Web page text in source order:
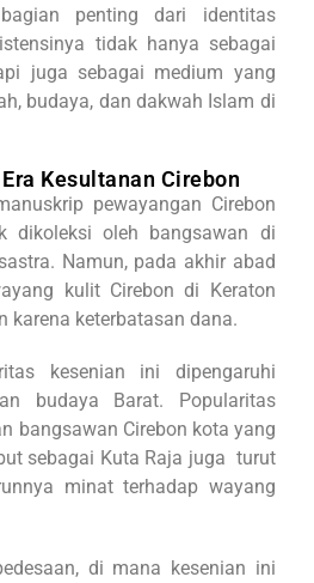
penting dari identitas
tidak hanya sebagai
juga sebagai medium yang
budaya, dan dakwah Islam di
Kesultanan Cirebon
pewayangan Cirebon
dikoleksi oleh bangsawan di
Namun, pada akhir abad
kulit Cirebon di Keraton
karena keterbatasan dana.
kesenian ini dipengaruhi
budaya Barat. Popularitas
bangsawan Cirebon kota yang
sebagai Kuta Raja juga turut
minat terhadap wayang
di mana kesenian ini